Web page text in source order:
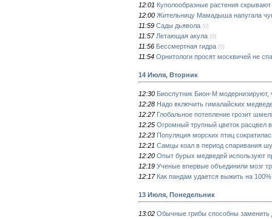
12:01 Куполообразные растения
12:00 Жительницу Мамадыша напугала
11:59 Сады дьявола (0)
11:57 Летающая акула (0)
11:56 Бессмертная гидра (0)
11:54 Орнитологи просят москвичей не
14 Июля, Вторник
12:30 Биоспутник Бион-М
12:28 Надо включить гималайских
12:27 Глобальное потепление грозит
12:25 Огромный трупный цветок расцвел
12:23 Популяция морских птиц
12:21 Самцы коал в период спаривания
12:20 Опыт бурых медведей используют
12:19 Ученые впервые объединили мозг
12:17 Как пандам удается выжить на
13 Июля, Понедельник
13:02 Обычные грибы способны заменить